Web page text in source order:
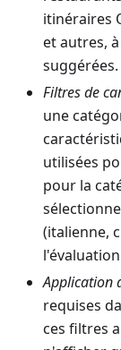
itinéraires
et autres,
suggérées.
Filtres de
une
utilisées
pour la
(italienne,
Application
requises
ces filtres